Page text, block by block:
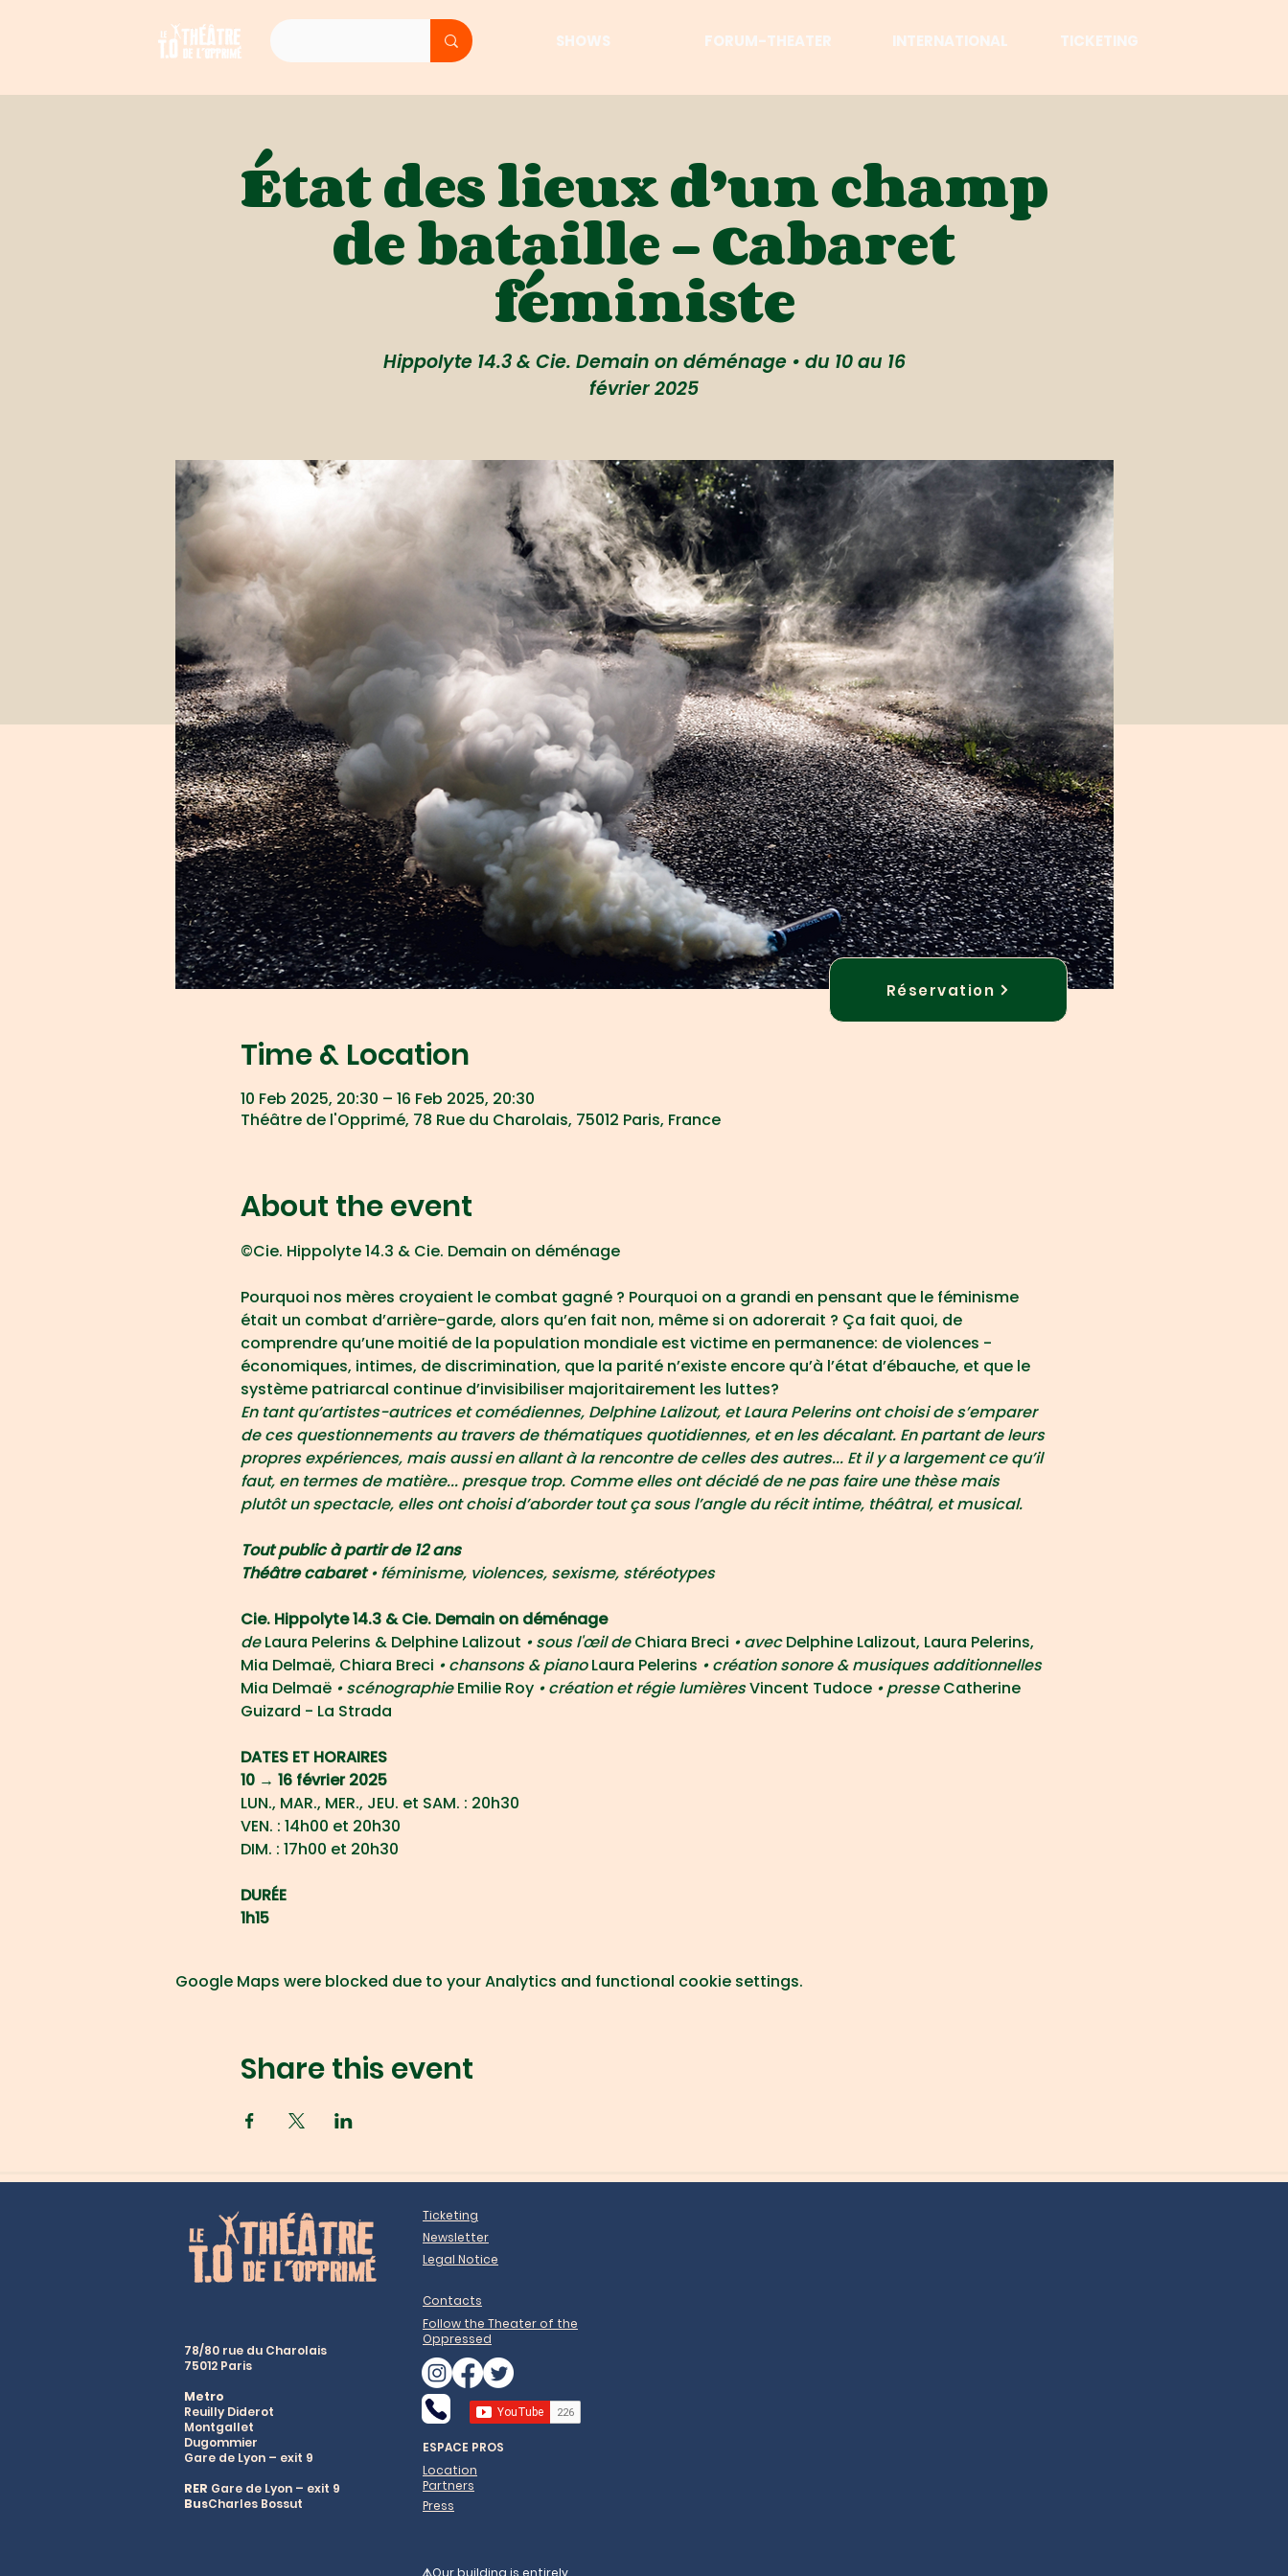
SHOWS FORUM-THEATER INTERNATIONAL TICKETING
État des lieux d’un champ
de bataille - Cabaret
féministe
Hippolyte 14.3 & Cie. Demain on déménage • du 10 au 16
février 2025
Time & Location
10 Feb 2025, 20:30 – 16 Feb 2025, 20:30
Théâtre de l'Opprimé, 78 Rue du Charolais, 75012 Paris, France
About the event
©Cie. Hippolyte 14.3 & Cie. Demain on déménage
Pourquoi nos mères croyaient le combat gagné ? Pourquoi on a grandi en pensant que le féminisme
était un combat d’arrière-garde, alors qu’en fait non, même si on adorerait ? Ça fait quoi, de
comprendre qu’une moitié de la population mondiale est victime en permanence: de violences -
économiques, intimes, de discrimination, que la parité n’existe encore qu’à l’état d’ébauche, et que le
système patriarcal continue d’invisibiliser majoritairement les luttes?
En tant qu’artistes-autrices et comédiennes, Delphine Lalizout, et Laura Pelerins ont choisi de s’emparer
de ces questionnements au travers de thématiques quotidiennes, et en les décalant. En partant de leurs
propres expériences, mais aussi en allant à la rencontre de celles des autres... Et il y a largement ce qu’il
faut, en termes de matière... presque trop. Comme elles ont décidé de ne pas faire une thèse mais
plutôt un spectacle, elles ont choisi d’aborder tout ça sous l’angle du récit intime, théâtral, et musical.
Tout public à partir de 12 ans
Théâtre cabaret • féminisme, violences, sexisme, stéréotypes
Cie. Hippolyte 14.3 & Cie. Demain on déménage
de Laura Pelerins & Delphine Lalizout • sous l'œil de Chiara Breci • avec Delphine Lalizout, Laura Pelerins,
Mia Delmaë, Chiara Breci • chansons & piano Laura Pelerins • création sonore & musiques additionnelles
Mia Delmaë • scénographie Emilie Roy • création et régie lumières Vincent Tudoce • presse Catherine
Guizard - La Strada
DATES ET HORAIRES
10 → 16 février 2025
LUN., MAR., MER., JEU. et SAM. : 20h30
VEN. : 14h00 et 20h30
DIM. : 17h00 et 20h30
DURÉE
1h15
Google Maps were blocked due to your Analytics and functional cookie settings.
Share this event
Réservation
Ticketing
Newsletter
Legal Notice
Contacts
78/80 rue du Charolais
75012 Paris
Metro
Reuilly Diderot
Montgallet
Dugommier
Gare de Lyon – exit 9
RER Gare de Lyon – exit 9
BusCharles Bossut
Follow the Theater of the
Oppressed
ESPACE PROS
Location
Partners
Press
⚠️Our building is entirely